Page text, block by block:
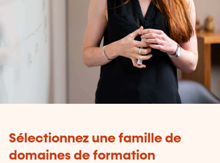
Sélectionnez une famille de
domaines de formation